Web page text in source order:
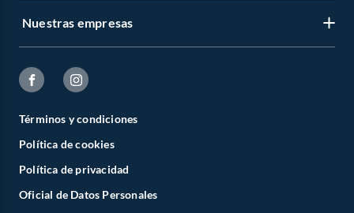
Nuestras empresas
Términos y condiciones
Política de cookies
Política de privacidad
Oficial de Datos Personales